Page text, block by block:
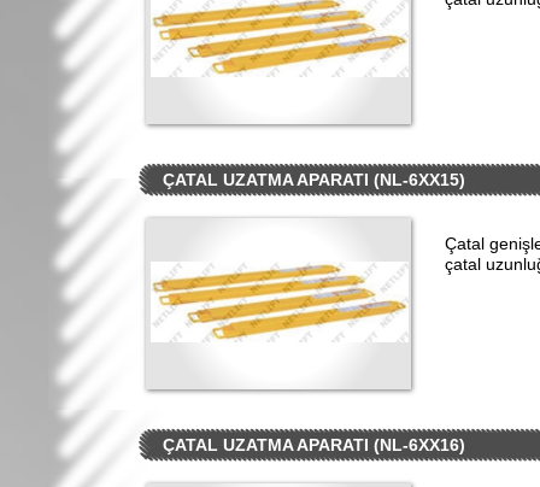
ÇATAL UZATMA APARATI (NL-6XX15)
Çatal
çatal
ÇATAL UZATMA APARATI (NL-6XX16)